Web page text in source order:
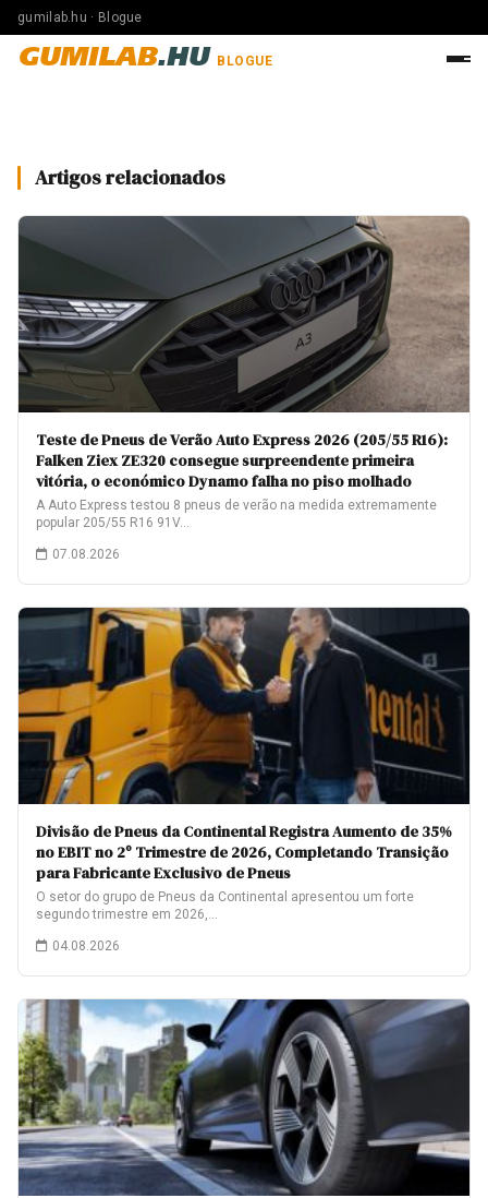
gumilab.hu · Blogue
GUMILAB.HU BLOGUE
Artigos relacionados
Teste de Pneus de Verão Auto Express 2026 (205/55 R16):
Falken Ziex ZE320 consegue surpreendente primeira
vitória, o económico Dynamo falha no piso molhado
A Auto Express testou 8 pneus de verão na medida extremamente
popular 205/55 R16 91V…
07.08.2026
Divisão de Pneus da Continental Registra Aumento de 35%
no EBIT no 2º Trimestre de 2026, Completando Transição
para Fabricante Exclusivo de Pneus
O setor do grupo de Pneus da Continental apresentou um forte
segundo trimestre em 2026,…
04.08.2026